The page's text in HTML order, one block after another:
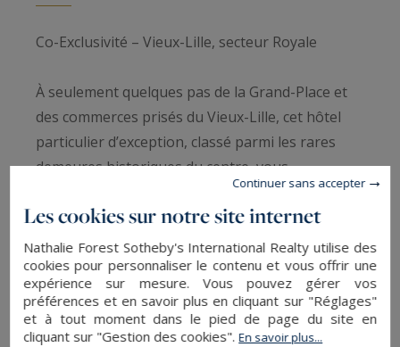
Co-Exclusivité – Vieux-Lille, secteur Royale
À seulement quelques pas de la Grand-Place et
des commerces prisés du Vieux-Lille, cet hôtel
particulier d’exception, classé parmi les rares
demeures historiques du centre, vous
transporte dans l’élégance des siècles passés.
Édifié à la fin du XVIIe siècle et remanié aux XVIIIe
et XIXe siècles, il a su conserver toute sa
noblesse architecturale, sublimée par des
éléments décoratifs d’époque parfaitement
conservés.
Les cookies sur notre site internet
Nathalie Forest Sotheby's International Realty utilise des
cookies pour personnaliser le contenu et vous offrir une
expérience sur mesure. Vous pouvez gérer vos
préférences et en savoir plus en cliquant sur "Réglages"
et à tout moment dans le pied de page du site en
cliquant sur "Gestion des cookies".En savoir plus...
Continuer sans accepter